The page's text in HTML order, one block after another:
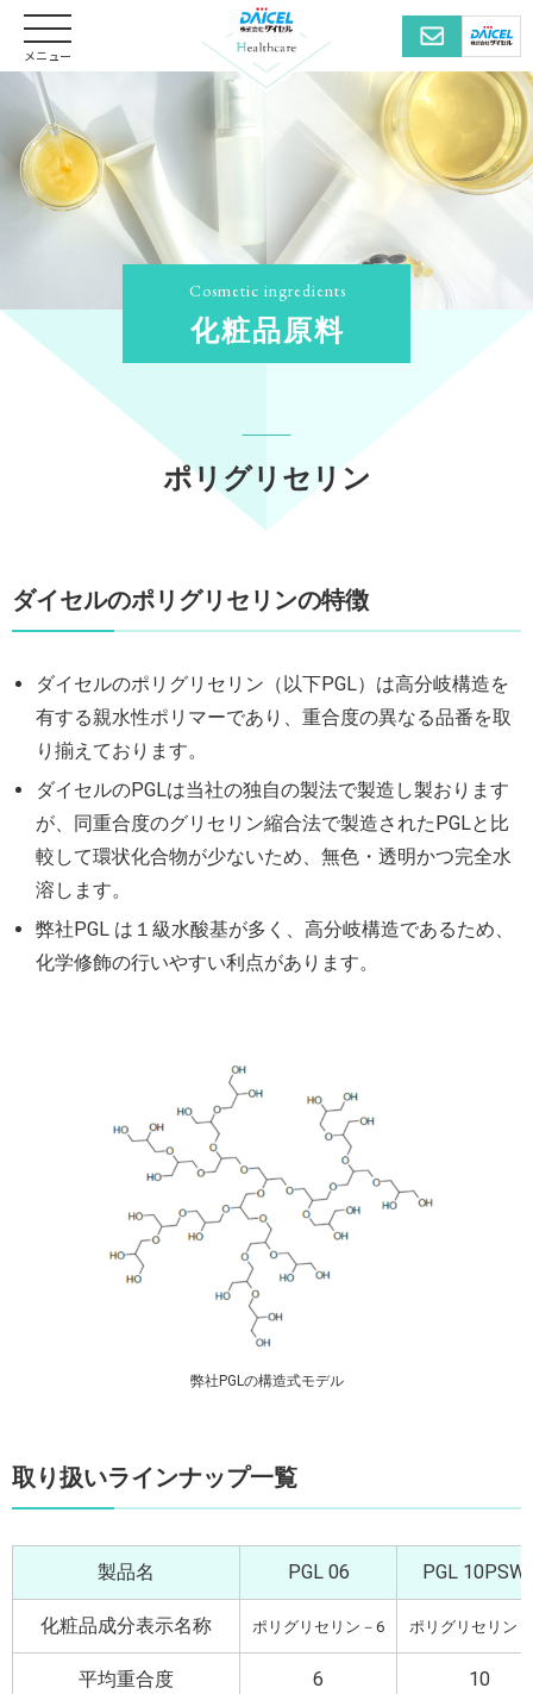
メニュー
化粧品原料
ポリグリセリン
ダイセルのポリグリセリンの特徴
ダイセルのポリグリセリン（以下PGL）は高分岐構造を
有する親水性ポリマーであり、重合度の異なる品番を取
り揃えております。
ダイセルのPGLは当社の独自の製法で製造し製おります
が、同重合度のグリセリン縮合法で製造されたPGLと比
較して環状化合物が少ないため、無色・透明かつ完全水
溶します。
弊社PGL は１級水酸基が多く、高分岐構造であるため、
化学修飾の行いやすい利点があります。
弊社PGLの構造式モデル
取り扱いラインナップ一覧
製品名 PGL 06 PGL
化粧品成分表示名称 ポリグリセリン－6 ポリグリセリン
平均重合度 6 10